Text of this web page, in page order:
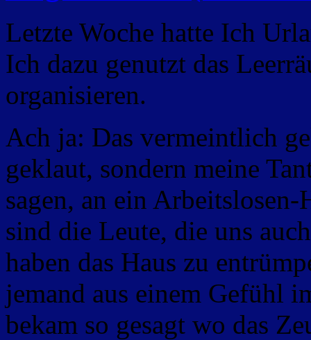
Letzte Woche hatte Ich
Ich dazu genutzt das
organisieren.
Ach ja: Das vermeintlich
geklaut, sondern meine
sagen, an ein
sind die Leute, die uns
haben das Haus zu
jemand aus einem Gefühl
bekam so gesagt wo das